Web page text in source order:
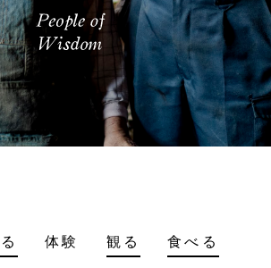
体験 観る 食べる